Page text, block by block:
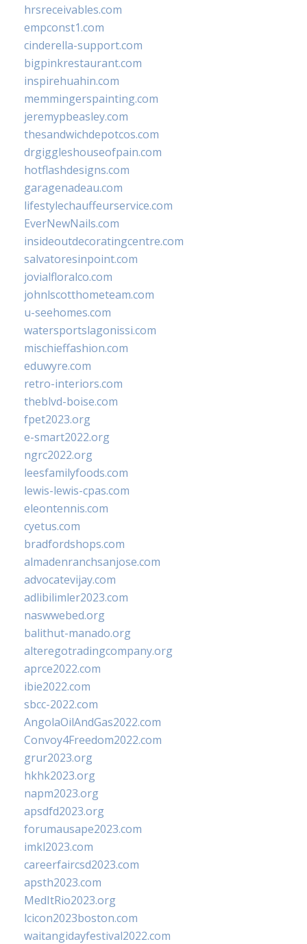
hrsreceivables.com
empconst1.com
cinderella-support.com
bigpinkrestaurant.com
inspirehuahin.com
memmingerspainting.com
jeremypbeasley.com
thesandwichdepotcos.com
drgiggleshouseofpain.com
hotflashdesigns.com
garagenadeau.com
lifestylechauffeurservice.com
EverNewNails.com
insideoutdecoratingcentre.com
salvatoresinpoint.com
jovialfloralco.com
johnlscotthometeam.com
u-seehomes.com
watersportslagonissi.com
mischieffashion.com
eduwyre.com
retro-interiors.com
theblvd-boise.com
fpet2023.org
e-smart2022.org
ngrc2022.org
leesfamilyfoods.com
lewis-lewis-cpas.com
eleontennis.com
cyetus.com
bradfordshops.com
almadenranchsanjose.com
advocatevijay.com
adlibilimler2023.com
naswwebed.org
balithut-manado.org
alteregotradingcompany.org
aprce2022.com
ibie2022.com
sbcc-2022.com
AngolaOilAndGas2022.com
Convoy4Freedom2022.com
grur2023.org
hkhk2023.org
napm2023.org
apsdfd2023.org
forumausape2023.com
imkl2023.com
careerfaircsd2023.com
apsth2023.com
MedItRio2023.org
lcicon2023boston.com
waitangidayfestival2022.com